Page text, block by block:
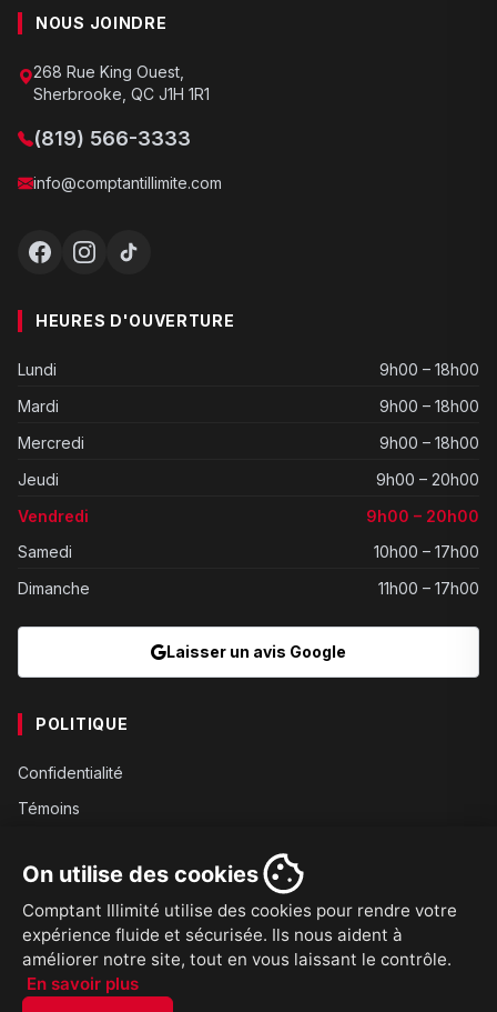
On utilise des cookies
Comptant Illimité utilise des cookies pour rendre votre
expérience fluide et sécurisée. Ils nous aident à
améliorer notre site, tout en vous laissant le contrôle.
En savoir plus
NOUS JOINDRE
268 Rue King Ouest,
Sherbrooke, QC J1H 1R1
(819) 566-3333
info@comptantillimite.com
HEURES D'OUVERTURE
Lundi
9h00 – 18h00
Mardi
9h00 – 18h00
Mercredi
9h00 – 18h00
Jeudi
9h00 – 20h00
Vendredi
9h00 – 20h00
Samedi
10h00 – 17h00
Dimanche
11h00 – 17h00
Laisser un avis Google
POLITIQUE
Confidentialité
Témoins
Conditions
Expédition
Retours